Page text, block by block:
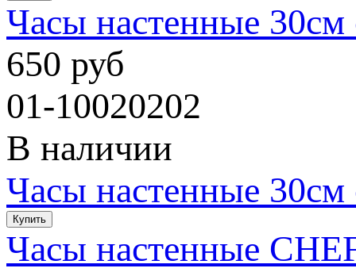
Часы настенные 30см
650 руб
01-10020202
В наличии
Часы настенные 30см
Часы настенные